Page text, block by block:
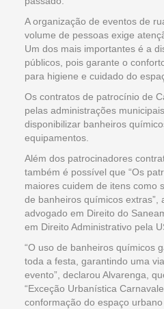
A organização de eventos de
volume de pessoas exige
Um dos mais importantes é a
públicos, pois garante o
para higiene e cuidado do
Os contratos de patrocínio de
pelas administrações
disponibilizar banheiros
equipamentos.
Além dos patrocinadores
também é possível que “Os
maiores cuidem de itens como
de banheiros químicos extras”,
advogado em Direito do
em Direito Administrativo pela
“O uso de banheiros químicos
toda a festa, garantindo uma
evento”, declarou Alvarenga,
“Exceção Urbanística
conformação do espaço urbano